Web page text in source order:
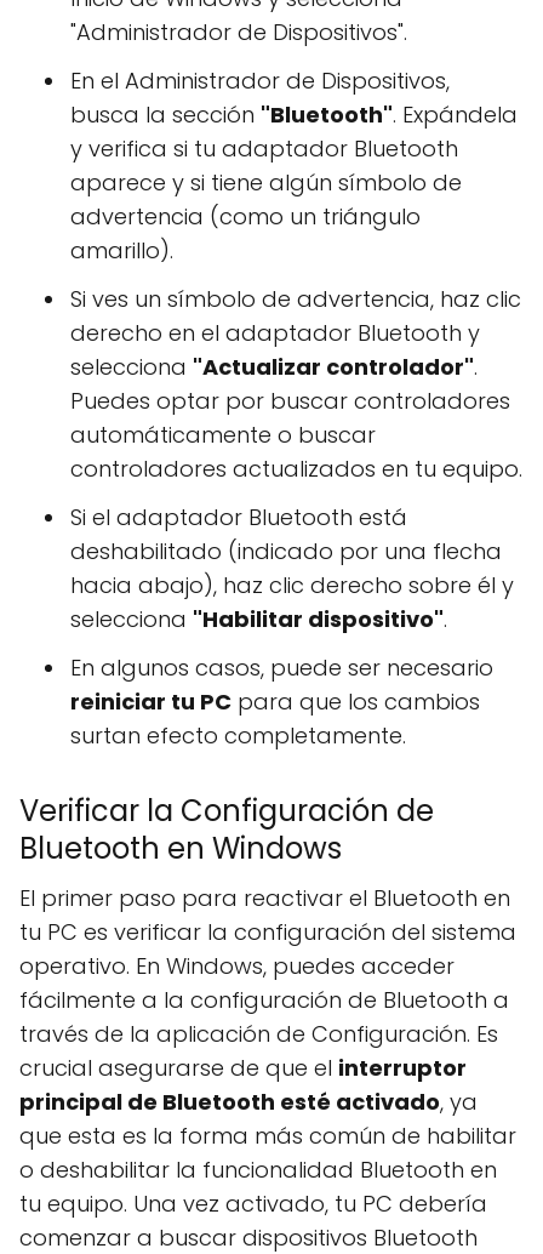
"Administrador de Dispositivos".
En el Administrador de Dispositivos,
busca la sección "Bluetooth". Expándela
y verifica si tu adaptador Bluetooth
aparece y si tiene algún símbolo de
advertencia (como un triángulo
amarillo).
Si ves un símbolo de advertencia, haz clic
derecho en el adaptador Bluetooth y
selecciona "Actualizar controlador".
Puedes optar por buscar controladores
automáticamente o buscar
controladores actualizados en tu equipo.
Si el adaptador Bluetooth está
deshabilitado (indicado por una flecha
hacia abajo), haz clic derecho sobre él y
selecciona "Habilitar dispositivo".
En algunos casos, puede ser necesario
reiniciar tu PC para que los cambios
surtan efecto completamente.
Verificar la Configuración de
Bluetooth en Windows
El primer paso para reactivar el Bluetooth en
tu PC es verificar la configuración del sistema
operativo. En Windows, puedes acceder
fácilmente a la configuración de Bluetooth a
través de la aplicación de Configuración. Es
crucial asegurarse de que el interruptor
principal de Bluetooth esté activado, ya
que esta es la forma más común de habilitar
o deshabilitar la funcionalidad Bluetooth en
tu equipo. Una vez activado, tu PC debería
comenzar a buscar dispositivos Bluetooth